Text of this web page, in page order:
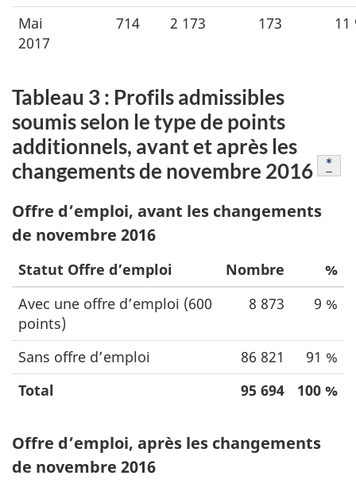
Mai
2017
714 2 173 173 11
Tableau 3 : Profils admissibles
soumis selon le type de points
additionnels, avant et après les
changements de novembre 2016
*
Offre d’emploi, avant les changements
de novembre 2016
Statut Offre d’emploi Nombre
%
Avec une offre d’emploi (600
points)
8 873 9 %
Sans offre d’emploi 86 821
91 %
Total
95 694 100 %
Offre d’emploi, après les changements
de novembre 2016